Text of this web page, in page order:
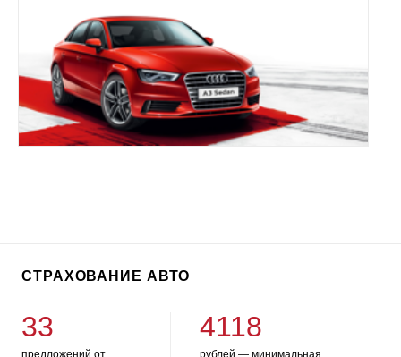
СТРАХОВАНИЕ АВТО
33
предложений от
4118
рублей — минимальная